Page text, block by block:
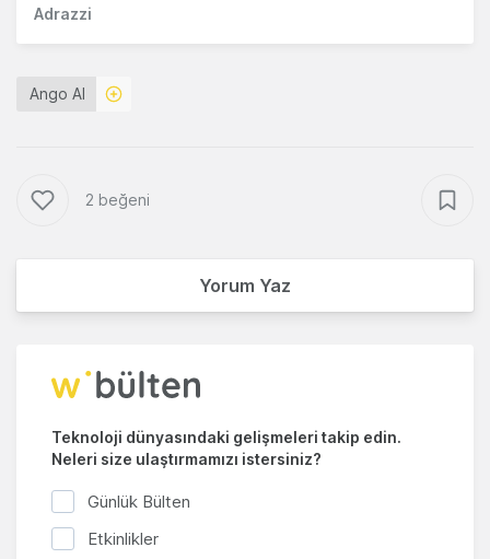
Adrazzi
Ango AI
2 beğeni
Yorum Yaz
Teknoloji dünyasındaki gelişmeleri takip edin.
Neleri size ulaştırmamızı istersiniz?
Günlük Bülten
Etkinlikler